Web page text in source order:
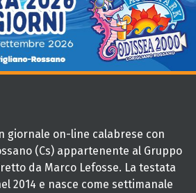
giornale on-line calabrese con
(Cs) appartenente al Gruppo
da Marco Lefosse. La testata
2014 e nasce come settimanale